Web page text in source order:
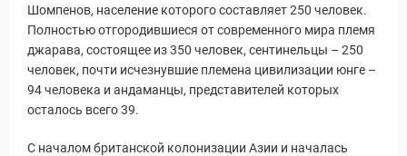
Шомпенов, население которого составляет 250 человек.
Полностью отгородившиеся от современного мира племя
джарава, состоящее из 350 человек, сентинельцы – 250
человек, почти исчезнувшие племена цивилизации юнге –
94 человека и андаманцы, представителей которых
осталось всего 39.
С началом британской колонизации Азии и началась